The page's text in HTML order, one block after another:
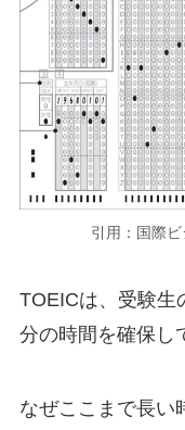
引用：国際
TOEICは、受験生
分の時間を確保し
なぜここまで長い